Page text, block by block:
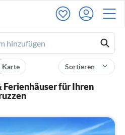
Sortieren
Karte
Ferienhäuser für Ihren